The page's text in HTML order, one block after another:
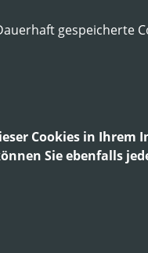
gespeicherte
Cookies in
Sie ebenfalls